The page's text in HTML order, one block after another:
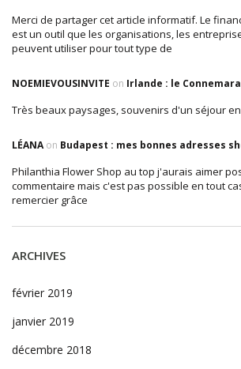
Merci de partager cet article informatif. Le
est un outil que les organisations, les
peuvent utiliser pour tout type de
NOEMIEVOUSINVITE on Irlande : le
Très beaux paysages, souvenirs d'un séjour
LÉANAon Budapest : mes bonnes adresses
Philanthia Flower Shop au top j'aurais aimer
commentaire mais c'est pas possible en tout
remercier grâce
ARCHIVES
février 2019
janvier 2019
décembre 2018